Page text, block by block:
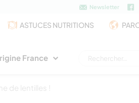
Newsletter
ASTUCES NUTRITIONS
France
de lentilles !